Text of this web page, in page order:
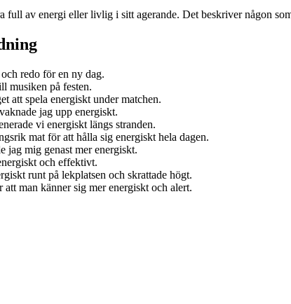
full av energi eller livlig i sitt agerande. Det beskriver någon
redo för en ny dag.
musiken på festen.
att spela energiskt under matchen.
jag upp energiskt.
vi energiskt längs stranden.
mat för att hålla sig energiskt hela dagen.
jag mig genast mer energiskt.
och effektivt.
runt på lekplatsen och skrattade högt.
att man känner sig mer energiskt och alert.